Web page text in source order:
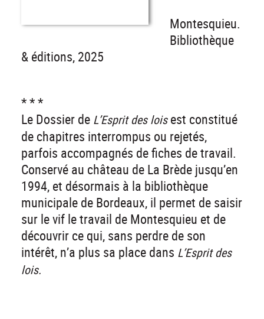
Montesquieu.
Bibliothèque
& éditions, 2025
* * *
Le Dossier de L’Esprit des loisest constitué
de chapitres interrompus ou rejetés,
parfois accompagnés de fiches de travail.
Conservé au château de La Brède jusqu’en
1994, et désormais à la bibliothèque
municipale de Bordeaux, il permet de saisir
sur le vif le travail de Montesquieu et de
découvrir ce qui, sans perdre de son
intérêt, n’a plus sa place dans L’Esprit des
lois.